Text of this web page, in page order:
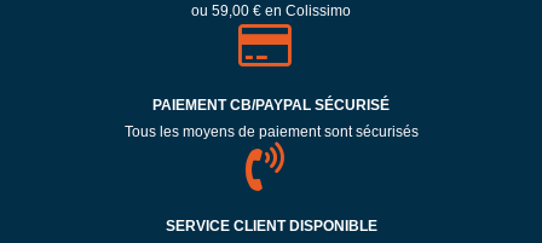
ou 59,00 € en Colissimo
PAIEMENT CB/PAYPAL SÉCURISÉ
Tous les moyens de paiement sont sécurisés
SERVICE CLIENT DISPONIBLE